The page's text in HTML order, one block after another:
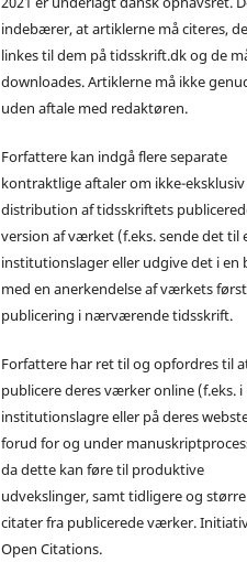
indebærer, at artiklerne må citeres,
linkes til dem på tidsskrift.dk og de
downloades. Artiklerne må ikke
uden aftale med redaktøren.
Forfattere kan indgå flere separate
kontraktlige aftaler om ikke-eksklusiv
distribution af tidsskriftets
version af værket (f.eks. sende det til
institutionslager eller udgive det i en
med en anerkendelse af værkets
publicering i nærværende tidsskrift.
Forfattere har ret til og opfordres til
publicere deres værker online (f.eks. i
institutionslagre eller på deres
forud for og under
da dette kan føre til produktive
udvekslinger, samt tidligere og større
citater fra publicerede værker.
Open Citations.